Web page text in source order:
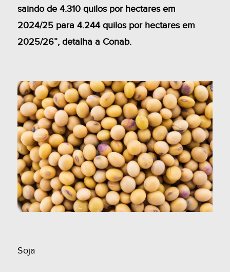
saindo de 4.310 quilos por hectares em
2024/25 para 4.244 quilos por hectares em
2025/26”, detalha a Conab.
Soja